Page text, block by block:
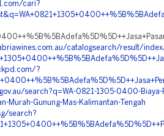
cari?
catalogsearch/result/
?
search?q=WA-0821-1305-0400-Biaya-
Murah-Gunung-Mas-Kalimantan-Tengah
search?